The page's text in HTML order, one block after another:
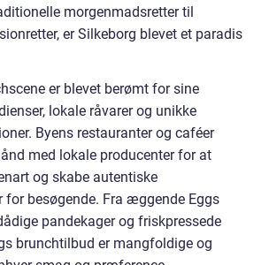
morgenmadsretter til
er Silkeborg blevet et paradis
er blevet berømt for sine
lokale råvarer og unikke
Byens restauranter og caféer
med lokale producenter for at
og skabe autentiske
for besøgende. Fra æggende Eggs
pandekager og friskpressede
brunchtilbud er mangfoldige og